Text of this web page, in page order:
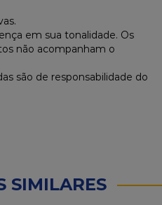
em sua tonalidade. Os
não acompanham o
são de responsabilidade do
SIMILARES